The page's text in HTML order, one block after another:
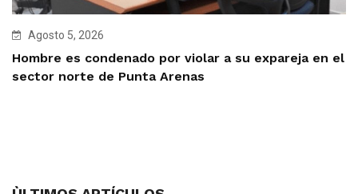
Agosto 5, 2026
Hombre es condenado por violar a su expareja en el
sector norte de Punta Arenas